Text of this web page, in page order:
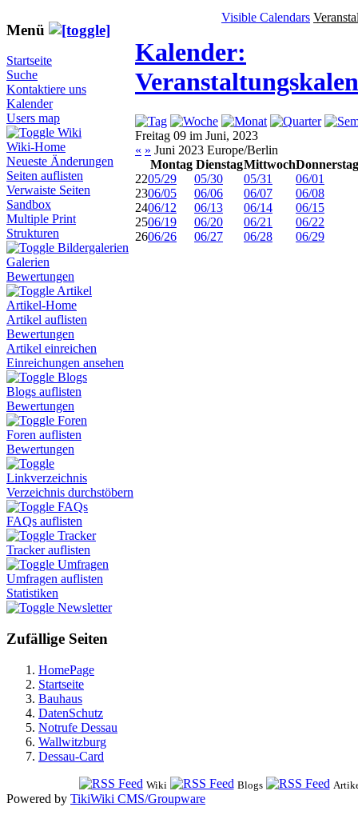
Menü
Startseite
Suche
Kontaktiere uns
Kalender
Users map
Wiki
Wiki-Home
Neueste Änderungen
Seiten auflisten
Verwaiste Seiten
Sandbox
Multiple Print
Strukturen
Bildergalerien
Galerien
Bewertungen
Artikel
Artikel-Home
Artikel auflisten
Bewertungen
Artikel einreichen
Einreichungen ansehen
Blogs
Blogs auflisten
Bewertungen
Foren
Foren auflisten
Bewertungen
Linkverzeichnis
Verzeichnis durchstöbern
FAQs
FAQs auflisten
Tracker
Tracker auflisten
Umfragen
Umfragen auflisten
Statistiken
Newsletter
Zufällige Seiten
HomePage
Startseite
Bauhaus
DatenSchutz
Notrufe Dessau
Wallwitzburg
Dessau-Card
Visible Calendars
Kalender:
Freitag 09 im Juni, 2023
« » Juni 2023 Europe/Berlin
Montag DienstagMittwochDonnerstag
2205/29 05/30 05/31
06/01
2306/05 06/06 06/07
06/08
2406/12 06/13 06/14
06/15
2506/19 06/20 06/21
06/22
2606/26 06/27 06/28 06/29
Wiki Blogs
Powered by TikiWiki CMS/Groupware